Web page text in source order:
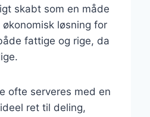
skabt som en måde
løsning for
fattige og rige, da
ofte serveres med en
ret til deling,